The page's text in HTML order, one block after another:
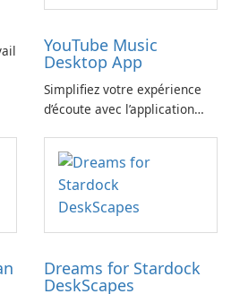
YouTube Music
Desktop App
Simplifiez votre expérience
d’écoute avec l’application
Dreams for Stardock
DeskScapes